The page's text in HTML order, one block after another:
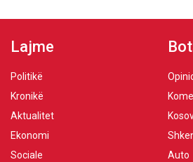
Lajme
Politikë
Kronikë
Aktualitet
Ekonomi
Sociale
Auto